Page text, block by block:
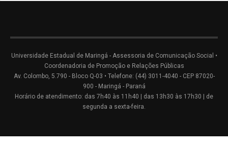
Universidade Estadual de Maringá - Assessoria de Comunicação Social •
Coordenadoria de Promoção e Relações Públicas
Av. Colombo, 5.790 - Bloco Q-03 • Telefone: (44) 3011-4040 - CEP 87020-
900 - Maringá - Paraná
Horário de atendimento: das 7h40 às 11h40 | das 13h30 às 17h30 | de
segunda a sexta-feira.